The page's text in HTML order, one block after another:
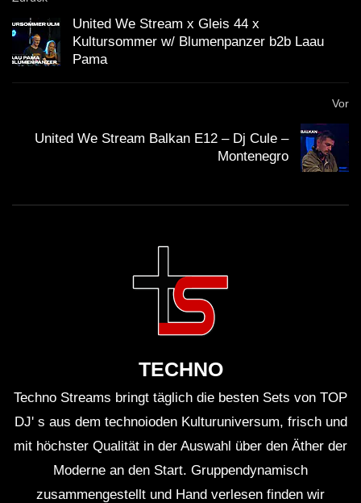
Technik setzen neue Maßstäbe.
Jetzt, wo wir die häufigsten Fragen geklärt haben, ist es
elektronische Musikszene hat sich in den letzten
Jahren erheblich verändert. Sie ist nicht mehr nur ein
Nischenphänomen. Festivals wie Time Warp zeigen,
Die Relevanz von Live-Performances kann nicht genug
betont werden. In einer Zeit, in der Musik zunehmend
digital konsumiert wird, wird der Live-Auftritt zu einem
Erlebnis, das nicht reproduzierbar ist. Cuvé hat das
zu ihrem Publikum herzustellen, die über die Musik
United We Stream x Gleis 44 x
Kultursommer w/ Blumenpanzer b2b Laau
Pama
Vor
United We Stream Balkan E12 – Dj Cule –
Montenegro
TECHNO
Techno Streams bringt täglich die besten Sets von TOP
DJ' s aus dem technoioden Kulturuniversum, frisch und
mit höchster Qualität in der Auswahl über den Äther der
Moderne an den Start. Gruppendynamisch
zusammengestellt und Hand verlesen finden wir